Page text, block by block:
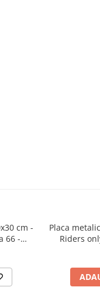
cm -
66 -
Placa
Riders
Harley-